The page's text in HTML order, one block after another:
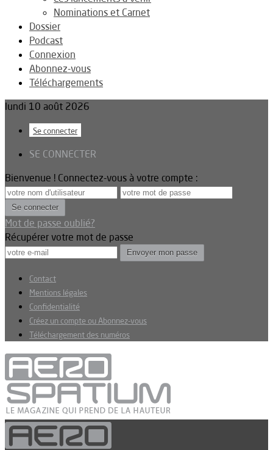
Nominations et Carnet
Dossier
Podcast
Connexion
Abonnez-vous
Téléchargements
lundi 10 août 2026
Se connecter
SE CONNECTER
Bienvenue ! Connectez-vous à votre compte :
Mot de passe oublié?
Récupérer votre mot de passe
Contact
Mentions légales
Confidentialité
Créez un compte ou Abonnez-vous
Téléchargement des numéros